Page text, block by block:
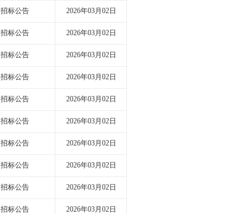
招标公告 2026年03月02日
招标公告 2026年03月02日
招标公告 2026年03月02日
招标公告 2026年03月02日
招标公告 2026年03月02日
招标公告 2026年03月02日
招标公告 2026年03月02日
招标公告 2026年03月02日
招标公告 2026年03月02日
招标公告 2026年03月02日